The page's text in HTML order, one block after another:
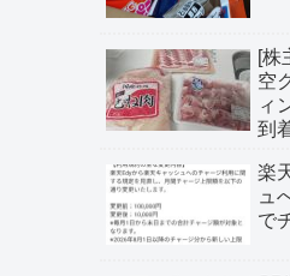
[株
空
ィ
到
楽
ュ
で